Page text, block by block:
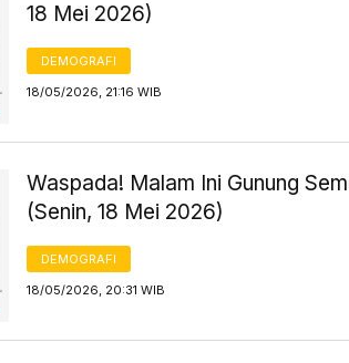
18 Mei 2026)
DEMOGRAFI
18/05/2026, 21:16 WIB
Waspada! Malam Ini Gunung
(Senin, 18 Mei 2026)
DEMOGRAFI
18/05/2026, 20:31 WIB